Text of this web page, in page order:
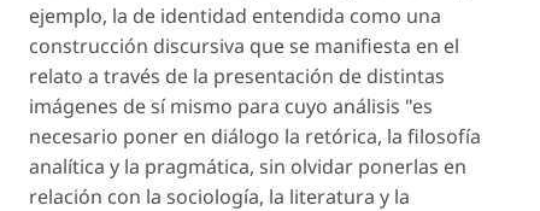
ejemplo, la de identidad entendida como una
construcción discursiva que se manifiesta en el
relato a través de la presentación de distintas
imágenes de sí mismo para cuyo análisis "es
necesario poner en diálogo la retórica, la filosofía
analítica y la pragmática, sin olvidar ponerlas en
relación con la sociología, la literatura y la